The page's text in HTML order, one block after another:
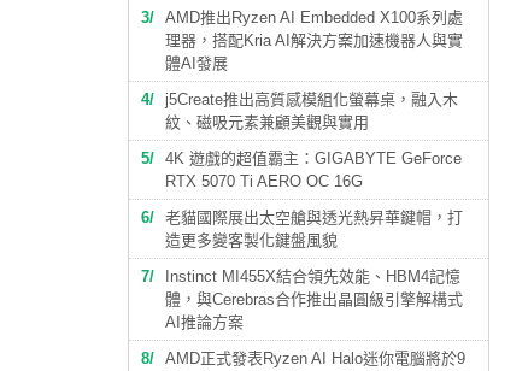
3
AMD推出Ryzen AI Embedded X100系列處
理器，搭配Kria AI解決方案加速機器人與實
體AI發展
4
j5Create推出高質感模組化螢幕桌，融入木
紋、磁吸元素兼顧美觀與實用
5
4K 遊戲的超值霸主：GIGABYTE GeForce
RTX 5070 Ti AERO OC 16G
6
老貓國際展出太空艙與透光熱昇華鍵帽，打
造更多變客製化鍵盤風貌
7
Instinct MI455X結合領先效能、HBM4記憶
體，與Cerebras合作推出晶圓級引擎解構式
AI推論方案
8
AMD正式發表Ryzen AI Halo迷你電腦將於9